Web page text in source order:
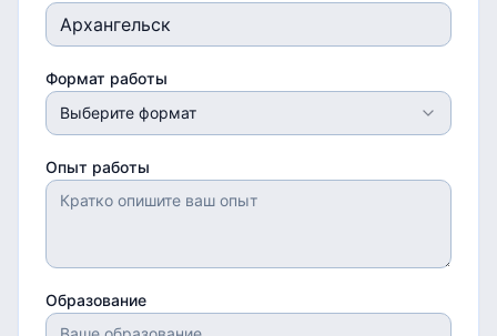
Формат работы
Выберите формат
Опыт работы
Образование